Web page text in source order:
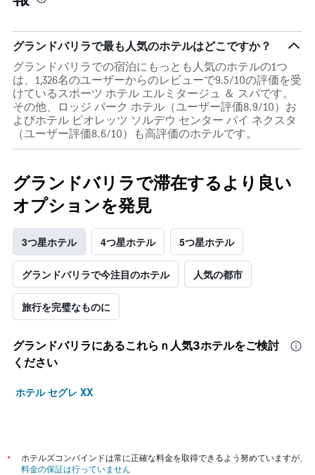
グランドバリラで最も人気のホテルはどこですか？
グランドバリラでの宿泊にもっとも人気のホテルの1つ
は、1,326名のユーザーからのレビューで9.5/10の評価を受
けているスポーツ ホテル エルミタージュ ＆ スパです。
その他、ロッジ パーク ホテル（ユーザー評価8.9/10）お
よびホテル ピオレッツ ソルデウ センター バイ ネクスタ
（ユーザー評価8.6/10）も高評価のホテルです。
グランドバリラで滞在するより良い
オプションを発見
3つ星ホテル 4つ星ホテル 5つ星ホテル
グランドバリラで今注目のホテル 人気の都市
旅行を完璧なものに
グランドバリラ​にあるこれらｎ人気3ホテルをご検討
ください
ホテル セグレ XX
*
ホテルズコンバインドは常に正確な料金を取得できるよう努めていますが、
料金の保証は行っていません